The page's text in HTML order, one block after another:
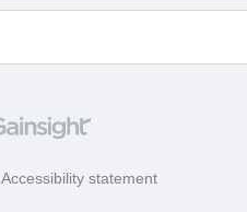
Accessibility statement